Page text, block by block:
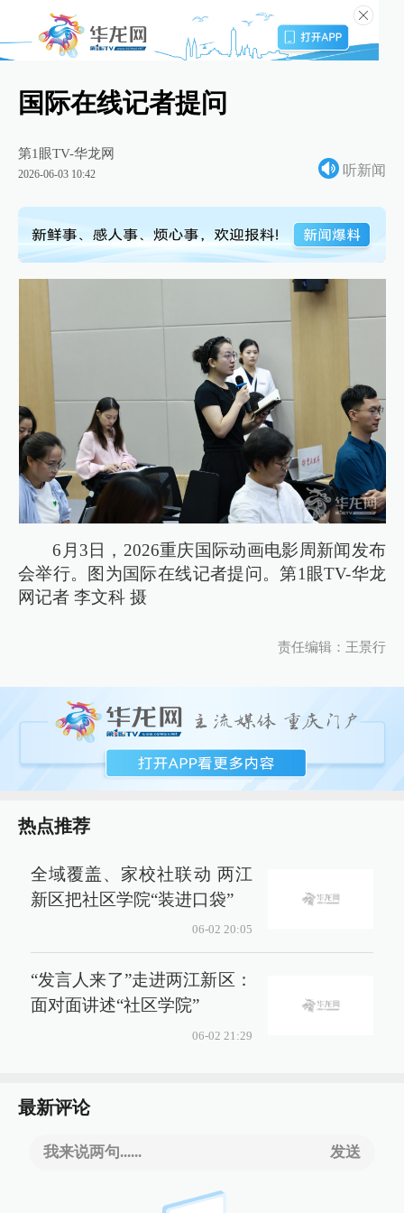
国际在线记者提问
第1眼TV-华龙网
2026-06-03 10:42 听新闻
6月3日，2026重庆国际动画电影周新闻发布
会举行。图为国际在线记者提问。第1眼TV-华龙
网记者 李文科 摄
责任编辑：王景行
热点推荐
全域覆盖、家校社联动 两江
新区把社区学院“装进口袋”
06-02 20:05
“发言人来了”走进两江新区：
面对面讲述“社区学院”
06-02 21:29
最新评论
我来说两句...... 发送